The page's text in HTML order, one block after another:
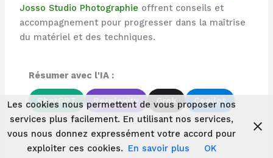
Josso Studio Photographie offrent conseils et
accompagnement pour progresser dans la maîtrise
du matériel et des techniques.
Résumer avec l'IA :
ChatGPT Perplexity Copilot
Les cookies nous permettent de vous proposer nos
services plus facilement. En utilisant nos services,
vous nous donnez expressément votre accord pour
exploiter ces cookies. En savoir plus OK